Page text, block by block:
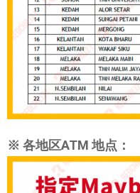
※ 各地区ATM 地点：